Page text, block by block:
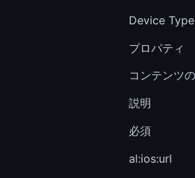
Device
プロパティ
コンテンツ
説明
必須
al:ios:url